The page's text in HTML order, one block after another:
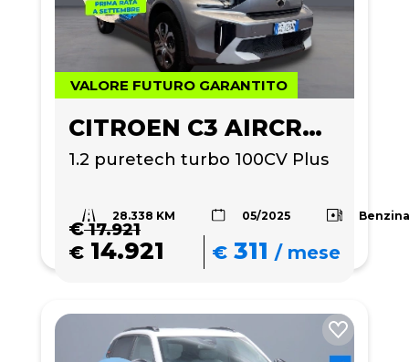
VALORE FUTURO GARANTITO
CITROEN C3 AIRCROSS
1.2 puretech turbo 100CV Plus
28.338 KM 05/2025
€17.921
€ 14.921 € 311 /mese